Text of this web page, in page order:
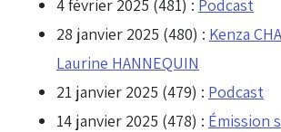
4 février 2025 (481) : Podcast
28 janvier 2025 (480) : Kenza
Laurine HANNEQUIN
21 janvier 2025 (479) : Podcast
14 janvier 2025 (478) : Émission